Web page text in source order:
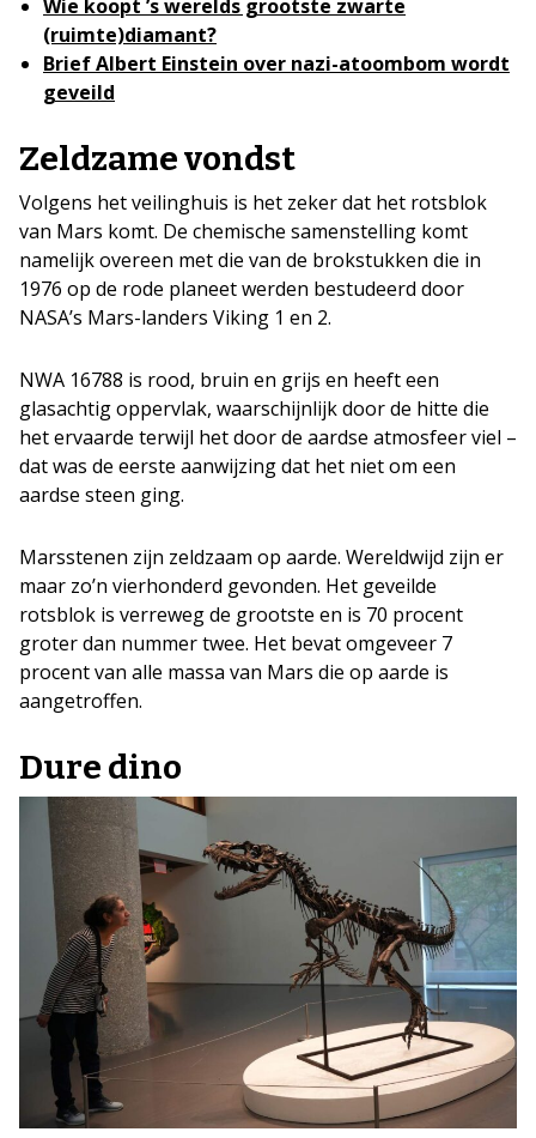
Wie koopt ’s werelds grootste zwarte
(ruimte)diamant?
Brief Albert Einstein over nazi-atoombom wordt
geveild
Zeldzame vondst
Volgens het veilinghuis is het zeker dat het rotsblok
van Mars komt. De chemische samenstelling komt
namelijk overeen met die van de brokstukken die in
1976 op de rode planeet werden bestudeerd door
NASA’s Mars-landers Viking 1 en 2.
NWA 16788 is rood, bruin en grijs en heeft een
glasachtig oppervlak, waarschijnlijk door de hitte die
het ervaarde terwijl het door de aardse atmosfeer viel –
dat was de eerste aanwijzing dat het niet om een
aardse steen ging.
Marsstenen zijn zeldzaam op aarde. Wereldwijd zijn er
maar zo’n vierhonderd gevonden. Het geveilde
rotsblok is verreweg de grootste en is 70 procent
groter dan nummer twee. Het bevat omgeveer 7
procent van alle massa van Mars die op aarde is
aangetroffen.
Dure dino